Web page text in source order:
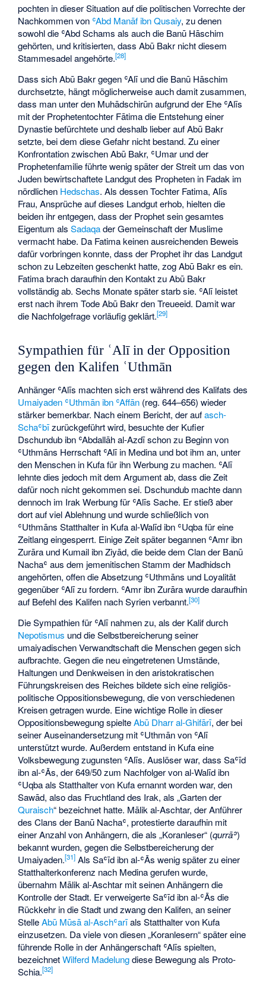
pochten in dieser Situation auf die politischen Vorrechte der
Nachkommen von ʿAbd Manāf ibn Qusaiy, zu denen
sowohl die ʿAbd Schams als auch die Banū Hāschim
gehörten, und kritisierten, dass Abū Bakr nicht diesem
Stammesadel angehörte.[28]
Dass sich Abū Bakr gegen ʿAlī und die Banū Hāschim
durchsetzte, hängt möglicherweise auch damit zusammen,
dass man unter den Muhādschirūn aufgrund der Ehe ʿAlīs
mit der Prophetentochter Fātima die Entstehung einer
Dynastie befürchtete und deshalb lieber auf Abū Bakr
setzte, bei dem diese Gefahr nicht bestand. Zu einer
Konfrontation zwischen Abū Bakr, ʿUmar und der
Prophetenfamilie führte wenig später der Streit um das von
Juden bewirtschaftete Landgut des Propheten in Fadak im
nördlichen Hedschas. Als dessen Tochter Fatima, Alīs
Frau, Ansprüche auf dieses Landgut erhob, hielten die
beiden ihr entgegen, dass der Prophet sein gesamtes
Eigentum alsSadaqader Gemeinschaft der Muslime
vermacht habe. Da Fatima keinen ausreichenden Beweis
dafür vorbringen konnte, dass der Prophet ihr das Landgut
schon zu Lebzeiten geschenkt hatte, zog Abū Bakr es ein.
Fatima brach daraufhin den Kontakt zu Abū Bakr
vollständig ab. Sechs Monate später starb sie. ʿAlī leistet
erst nach ihrem Tode Abū Bakr den Treueeid. Damit war
die Nachfolgefrage vorläufig geklärt.[29]
Sympathien für ʿAlī in der Opposition
gegen den Kalifen ʿUthmān
Anhänger ʿAlīs machten sich erst während des Kalifats des
Umaiyaden ʿUthmān ibn ʿAffān (reg. 644–656) wieder
stärker bemerkbar. Nach einem Bericht, der aufasch-
Schaʿbīzurückgeführt wird, besuchte der Kufier
Dschundub ibn ʿAbdallāh al-Azdī schon zu Beginn von
ʿUthmāns Herrschaft ʿAlī in Medina und bot ihm an, unter
den Menschen in Kufa für ihn Werbung zu machen. ʿAlī
lehnte dies jedoch mit dem Argument ab, dass die Zeit
dafür noch nicht gekommen sei. Dschundub machte dann
dennoch im Irak Werbung für ʿAlīs Sache. Er stieß aber
dort auf viel Ablehnung und wurde schließlich von
ʿUthmāns Statthalter in Kufa al-Walīd ibn ʿUqba für eine
Zeitlang eingesperrt. Einige Zeit später begannen ʿAmr ibn
Zurāra und Kumail ibn Ziyād, die beide dem Clan der Banū
Nachaʿ aus dem jemenitischen Stamm der Madhidsch
angehörten, offen die Absetzung ʿUthmāns und Loyalität
gegenüber ʿAlī zu fordern. ʿAmr ibn Zurāra wurde daraufhin
auf Befehl des Kalifen nach Syrien verbannt.[30]
Die Sympathien für ʿAlī nahmen zu, als der Kalif durch
Nepotismus und die Selbstbereicherung seiner
umaiyadischen Verwandtschaft die Menschen gegen sich
aufbrachte. Gegen die neu eingetretenen Umstände,
Haltungen und Denkweisen in den aristokratischen
Führungskreisen des Reiches bildete sich eine religiös-
politische Oppositionsbewegung, die von verschiedenen
Kreisen getragen wurde. Eine wichtige Rolle in dieser
Oppositionsbewegung spielteAbū Dharr al-Ghifārī, der bei
seiner Auseinandersetzung mit ʿUthmān von ʿAlī
unterstützt wurde. Außerdem entstand in Kufa eine
Volksbewegung zugunsten ʿAlīs. Auslöser war, dass Saʿīd
ibn al-ʿĀs, der 649/50 zum Nachfolger von al-Walīd ibn
ʿUqba als Statthalter von Kufa ernannt worden war, den
Sawād, also das Fruchtland des Irak, als „Garten der
Quraisch“ bezeichnet hatte. Mālik al-Aschtar, der Anführer
des Clans der Banū Nachaʿ, protestierte daraufhin mit
einer Anzahl von Anhängern, die als „Koranleser“ (qurrāʾ)
bekannt wurden, gegen die Selbstbereicherung der
Umaiyaden.[31] Als Saʿīd ibn al-ʿĀs wenig später zu einer
Statthalterkonferenz nach Medina gerufen wurde,
übernahm Mālik al-Aschtar mit seinen Anhängern die
Kontrolle der Stadt. Er verweigerte Saʿīd ibn al-ʿĀs die
Rückkehr in die Stadt und zwang den Kalifen, an seiner
StelleAbū Mūsā al-Aschʿarīals Statthalter von Kufa
einzusetzen. Da viele von diesen „Koranlesern“ später eine
führende Rolle in der Anhängerschaft ʿAlīs spielten,
bezeichnetWilferd Madelungdiese Bewegung als Proto-
Schia.[32]